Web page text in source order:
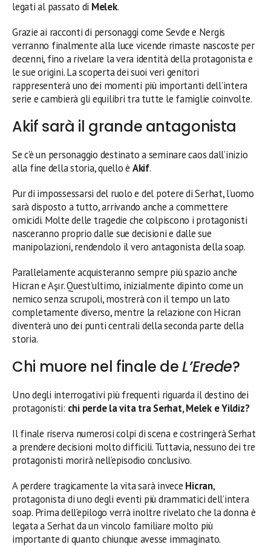
legati al passato di Melek.
Grazie ai racconti di personaggi come Sevde e Nergis
verranno finalmente alla luce vicende rimaste nascoste per
decenni, fino a rivelare la vera identità della protagonista e
le sue origini. La scoperta dei suoi veri genitori
rappresenterà uno dei momenti più importanti dell’intera
serie e cambierà gli equilibri tra tutte le famiglie coinvolte.
Akif sarà il grande antagonista
Se c’è un personaggio destinato a seminare caos dall’inizio
alla fine della storia, quello è Akif.
Pur di impossessarsi del ruolo e del potere di Serhat, l’uomo
sarà disposto a tutto, arrivando anche a commettere
omicidi. Molte delle tragedie che colpiscono i protagonisti
nasceranno proprio dalle sue decisioni e dalle sue
manipolazioni, rendendolo il vero antagonista della soap.
Parallelamente acquisteranno sempre più spazio anche
Hicran e Aşır. Quest’ultimo, inizialmente dipinto come un
nemico senza scrupoli, mostrerà con il tempo un lato
completamente diverso, mentre la relazione con Hicran
diventerà uno dei punti centrali della seconda parte della
storia.
Chi muore nel finale deL’Erede?
Uno degli interrogativi più frequenti riguarda il destino dei
protagonisti: chi perde la vita tra Serhat, Melek e Yildiz?
Il finale riserva numerosi colpi di scena e costringerà Serhat
a prendere decisioni molto difficili. Tuttavia, nessuno dei tre
protagonisti morirà nell’episodio conclusivo.
A perdere tragicamente la vita sarà invece Hicran,
protagonista di uno degli eventi più drammatici dell’intera
soap. Prima dell’epilogo verrà inoltre rivelato che la donna è
legata a Serhat da un vincolo familiare molto più
importante di quanto chiunque avesse immaginato.